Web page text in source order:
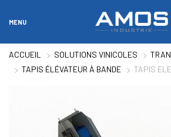
MENU
ACCUEIL SOLUTIONS VINICOLES
TAPIS ÉLÉVATEUR À BANDE
TAPIS